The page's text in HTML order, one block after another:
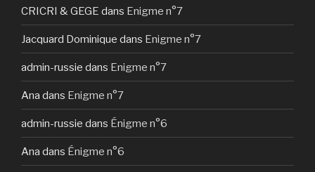
CRICRI & GEGE dans Enigme n°7
Jacquard Dominique dans Enigme n°7
admin-russie dans Enigme n°7
Ana dans Enigme n°7
admin-russie dans Énigme n°6
Ana dans Énigme n°6